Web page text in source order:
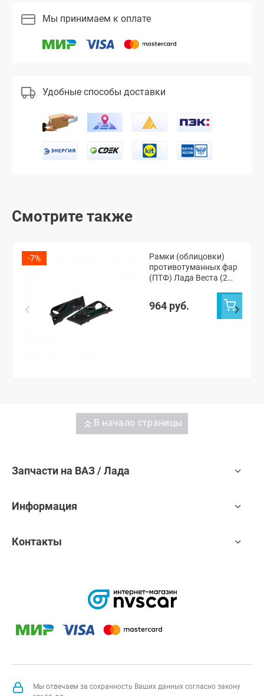
Мы принимаем к оплате
Удобные способы доставки
Смотрите также
-7%
Рамки (облицовки)
противотуманных фар
(ПТФ) Лада Веста (2
964 руб.
В начало страницы
Запчасти на ВАЗ / Лада
Информация
Контакты
Мы отвечаем за сохранность Ваших данных согласно закону